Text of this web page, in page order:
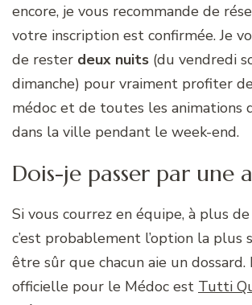
encore, je vous recommande de
votre inscription est confirmée. Je
de rester deux nuits (du vendredi
dimanche) pour vraiment profiter de
médoc et de toutes les animations
dans la ville pendant le week-end.
Dois-je passer par une
Si vous courrez en équipe, à plus
c’est probablement l’option la plus
être sûr que chacun aie un dossard.
officielle pour le Médoc est Tutti